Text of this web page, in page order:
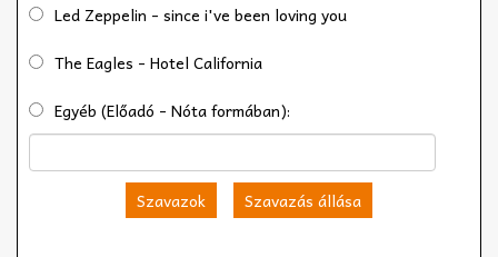
Led Zeppelin - since i've been loving you
The Eagles - Hotel California
Egyéb (Előadó - Nóta formában):
Szavazok Szavazás állása